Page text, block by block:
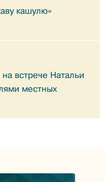
кашулю»
встрече Натальи
местных